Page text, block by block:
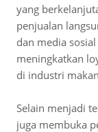
yang
penjualan
dan media
meningkatkan
di industri
Selain menjadi
juga membuka